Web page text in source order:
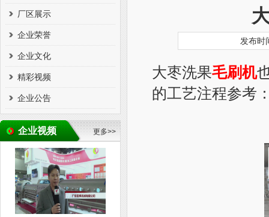
厂区展示
企业荣誉
企业文化
精彩视频
企业公告
企业视频 更多>>
发布
大枣洗果毛刷机
的工艺注程参考